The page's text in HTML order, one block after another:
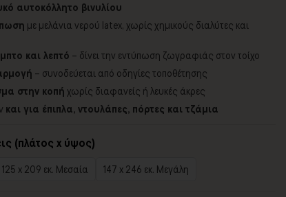
αυτοκόλλητο βινυλίου
με μελάνια νερού latex, χωρίς χημικούς διαλύτες και
και λεπτό – δίνει την εντύπωση ζωγραφιάς στον τοίχο
– συνοδεύεται από οδηγίες τοποθέτησης
στην κοπή χωρίς διαφανείς ή λευκές άκρες
και για έπιπλα, ντουλάπες, πόρτες και τζάμια
(πλάτος x ύψος)
125 x 209 εκ. Μεσαία 147 x 246 εκ. Μεγάλη